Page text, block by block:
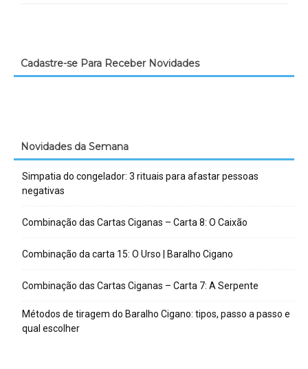
Cadastre-se Para Receber Novidades
Novidades da Semana
Simpatia do congelador: 3 rituais para afastar pessoas
negativas
Combinação das Cartas Ciganas – Carta 8: O Caixão
Combinação da carta 15: O Urso | Baralho Cigano
Combinação das Cartas Ciganas – Carta 7: A Serpente
Métodos de tiragem do Baralho Cigano: tipos, passo a passo e
qual escolher